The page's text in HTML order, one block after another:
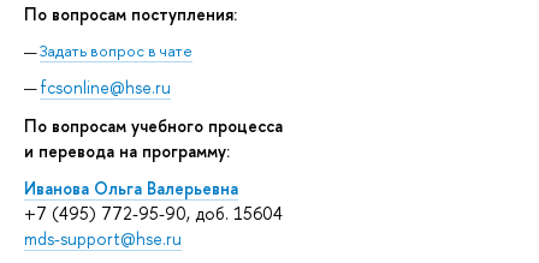
По вопросам поступления:
Задать вопрос в чате
fcsonline@hse.ru
По вопросам учебного процесса
и перевода на программу:
Иванова Ольга Валерьевна
+7 (495) 772-95-90, доб. 15604
mds-support@hse.ru